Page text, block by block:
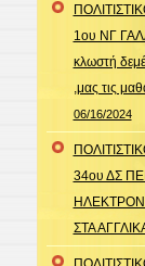
1ου ΝΓ
κλωστή
,μας τις
06/16/2024
34ου ΔΣ
ΣΤΑ